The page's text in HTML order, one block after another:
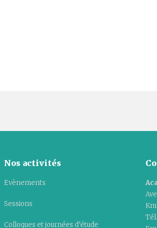
Nos activités
Evènements
Sessions
Colloques et journées d’étude